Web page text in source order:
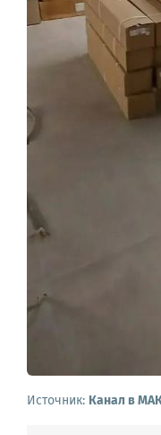
Источник: Канал в